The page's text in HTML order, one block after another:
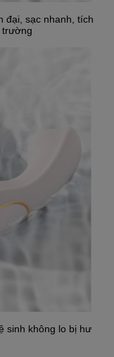
đại, sạc nhanh, tích
trường
sinh không lo bị hư